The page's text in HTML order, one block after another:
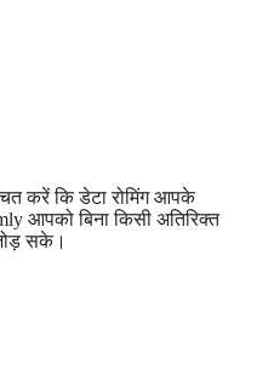
करें कि डेटा रोमिंग आपके
आपको बिना किसी अतिरिक्त
सके।